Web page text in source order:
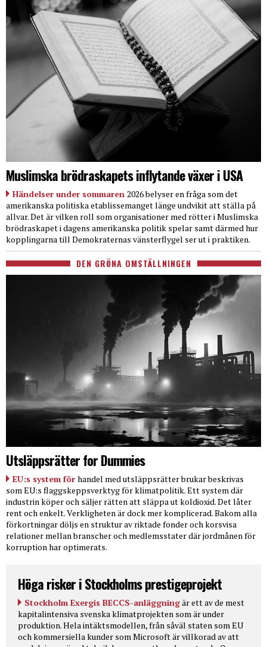
Muslimska brödraskapets inflytande växer i USA
Händelser under sommaren 2026 belyser en fråga som det
amerikanska politiska etablissemanget länge undvikit att ställa på
allvar. Det är vilken roll som organisationer med rötter i Muslimska
brödraskapet i dagens amerikanska politik spelar samt därmed hur
kopplingarna till Demokraternas vänsterflygel ser ut i praktiken.
DEN GRÖNA OMSTÄLLNINGEN
Utsläppsrätter for Dummies
EU:s system för handel med utsläppsrätter brukar beskrivas
som EU:s flaggskeppsverktyg för klimatpolitik. Ett system där
industrin köper och säljer rätten att släppa ut koldioxid. Det låter
rent och enkelt. Verkligheten är dock mer komplicerad. Bakom alla
förkortningar döljs en struktur av riktade fonder och korsvisa
relationer mellan branscher och medlemsstater där jordmånen för
korruption har optimerats.
Höga risker i Stockholms prestigeprojekt
Stockholm Exergis BECCS-anläggningär ett av de mest
kapitalintensiva svenska klimatprojekten som är under
produktion. Hela intäktsmodellen, från såväl staten som EU
och kommersiella kunder som Microsoft är villkorad av att